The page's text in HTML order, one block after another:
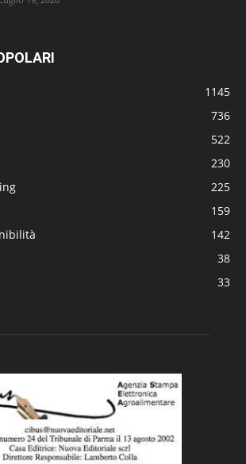
1145
736
522
230
225
159
142
38
33